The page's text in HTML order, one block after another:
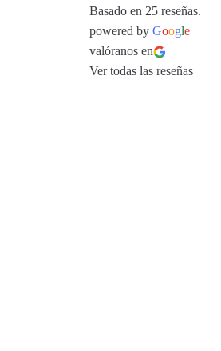
Basado en 25 reseñas.
powered by Google
valóranos en
Ver todas las reseñas